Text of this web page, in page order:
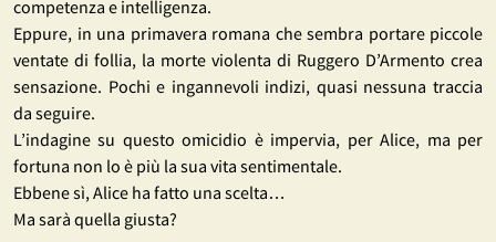
competenza e intelligenza.
Eppure, in una primavera romana che sembra portare piccole
ventate di follia, la morte violenta di Ruggero D’Armento crea
sensazione. Pochi e ingannevoli indizi, quasi nessuna traccia
da seguire.
L’indagine su questo omicidio è impervia, per Alice, ma per
fortuna non lo è più la sua vita sentimentale.
Ebbene sì, Alice ha fatto una scelta…
Ma sarà quella giusta?